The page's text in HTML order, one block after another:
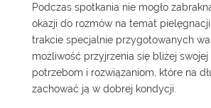
Podczas spotkania nie mogło
okazji do rozmów na temat
trakcie specjalnie przygotowanych
możliwość przyjrzenia się bliżej swojej
potrzebom i rozwiązaniom, które na
zachować ją w dobrej kondycji.